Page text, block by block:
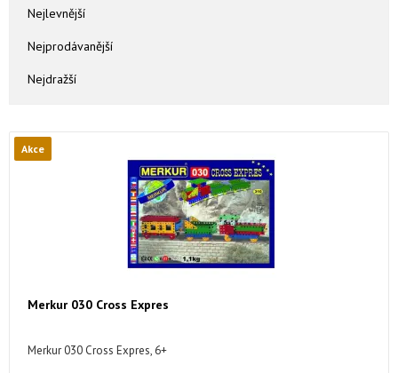
Nejlevnější
Nejprodávanější
Nejdražší
Akce
Merkur 030 Cross Expres
Merkur 030 Cross Expres, 6+